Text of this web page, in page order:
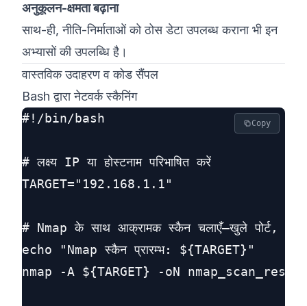
अनुकूलन-क्षमता बढ़ाना
साथ-ही, नीति-निर्माताओं को ठोस डेटा उपलब्ध कराना भी इन
अभ्यासों की उपलब्धि है।
वास्तविक उदाहरण व कोड सैंपल
Bash द्वारा नेटवर्क स्कैनिंग
#!/bin/bash
# लक्ष्य IP या होस्टनाम परिभाषित करें
TARGET="192.168.1.1"
# Nmap के साथ आक्रामक स्कैन चलाएँ—खुले पोर्ट,
echo "Nmap स्कैन प्रारम्भ: ${TARGET}"
nmap -A ${TARGET} -oN
Copy